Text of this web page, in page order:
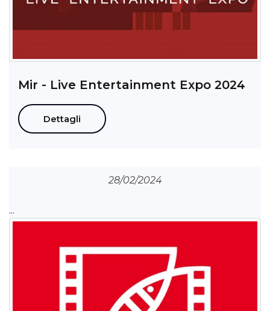
Mir - Live Entertainment Expo 2024
Dettagli
28/02/2024
...